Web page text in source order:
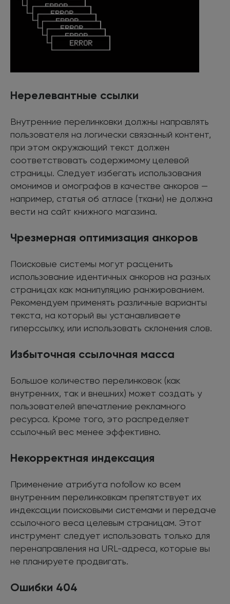
Нерелевантные ссылки
Внутренние перелинковки должны направлять
пользователя на логически связанный контент,
при этом окружающий текст должен
соответствовать содержимому целевой
страницы. Следует избегать использования
омонимов и омографов в качестве анкоров —
например, статья об атласе (ткани) не должна
вести на сайт книжного магазина.
Чрезмерная оптимизация анкоров
Поисковые системы могут расценить
использование идентичных анкоров на разных
страницах как манипуляцию ранжированием.
Рекомендуем применять различные варианты
текста, на который вы устанавливаете
гиперссылку, или использовать склонения слов.
Избыточная ссылочная масса
Большое количество перелинковок (как
внутренних, так и внешних) может создать у
пользователей впечатление рекламного
ресурса. Кроме того, это распределяет
ссылочный вес менее эффективно.
Некорректная индексация
Применение атрибута nofollow ко всем
внутренним перелинковкам препятствует их
индексации поисковыми системами и передаче
ссылочного веса целевым страницам. Этот
инструмент следует использовать только для
перенаправления на URL-адреса, которые вы
не планируете продвигать.
Ошибки 404